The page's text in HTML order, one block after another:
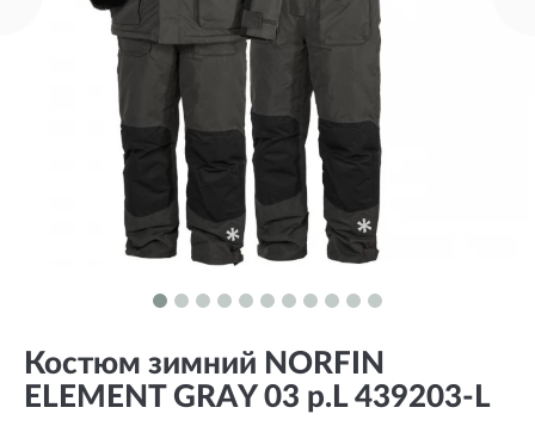
Костюм зимний NORFIN
ELEMENT GRAY 03 р.L 439203-L